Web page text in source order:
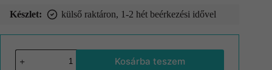
Készlet: külső raktáron, 1-2 hét beérkezési idővel
Kosárba teszem